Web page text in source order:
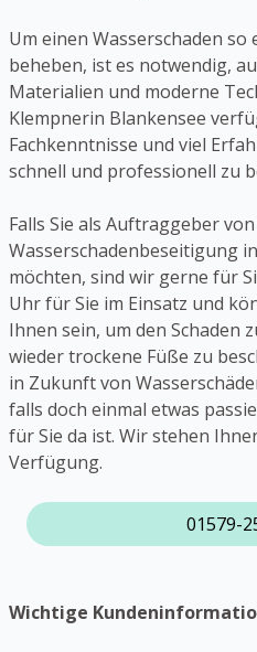
Um einen Wasserschaden
beheben, ist es notwendig,
Materialien und moderne
Klempnerin Blankensee
Fachkenntnisse und viel
schnell und professionell zu
Falls Sie als Auftraggeber
Wasserschadenbeseitigung
möchten, sind wir gerne für
Uhr für Sie im Einsatz und
Ihnen sein, um den Schaden
wieder trockene Füße zu
in Zukunft von
falls doch einmal etwas
für Sie da ist. Wir stehen
Verfügung.
01579-
Wichtige